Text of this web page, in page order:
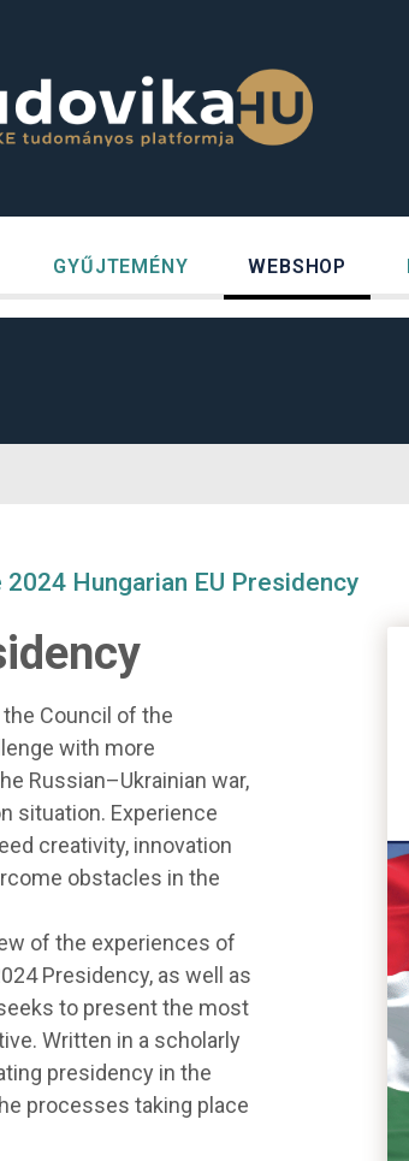
GYŰJTEMÉNY WEBSHOP
2024 Hungarian EU Presidency
Council of the
with more
Russian–Ukrainian war,
situation. Experience
creativity, innovation
obstacles in the
of the experiences of
Presidency, as well as
to present the most
Written in a scholarly
presidency in the
processes taking place